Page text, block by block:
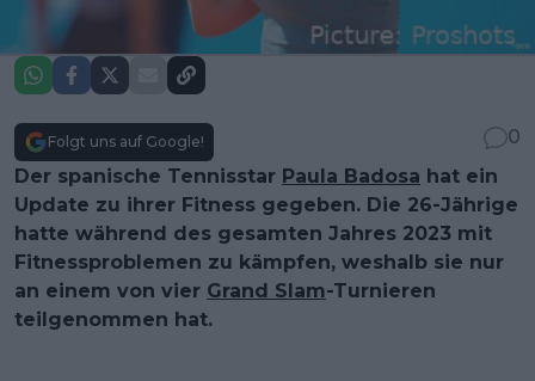
Folgt uns auf Google!
0
Der spanische Tennisstar Paula Badosa hat ein
Update zu ihrer Fitness gegeben. Die 26-Jährige
hatte während des gesamten Jahres 2023 mit
Fitnessproblemen zu kämpfen, weshalb sie nur
an einem von vier Grand Slam-Turnieren
teilgenommen hat.